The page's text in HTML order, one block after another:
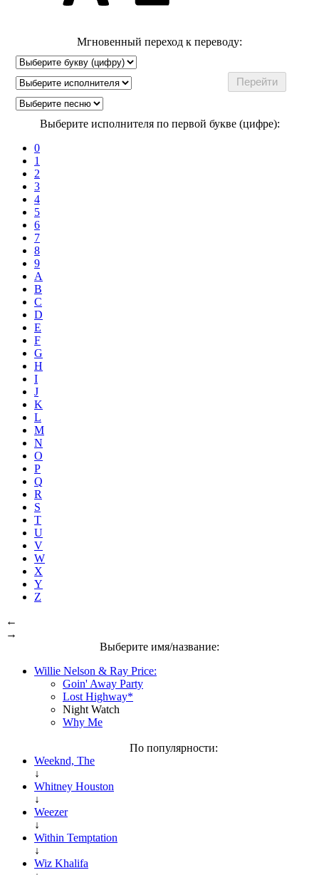
Мгновенный переход к переводу:
Выберите исполнителя по первой букве (цифре):
0
1
2
3
4
5
6
7
8
9
A
B
C
D
E
F
G
H
I
J
K
L
M
N
O
P
Q
R
S
T
U
V
W
X
Y
Z
←
→
Выберите имя/название:
Willie Nelson & Ray Price:
Goin' Away Party
Lost Highway*
Night Watch
Why Me
По популярности:
Weeknd, The
↓
Whitney Houston
↓
Weezer
↓
Within Temptation
↓
Wiz Khalifa